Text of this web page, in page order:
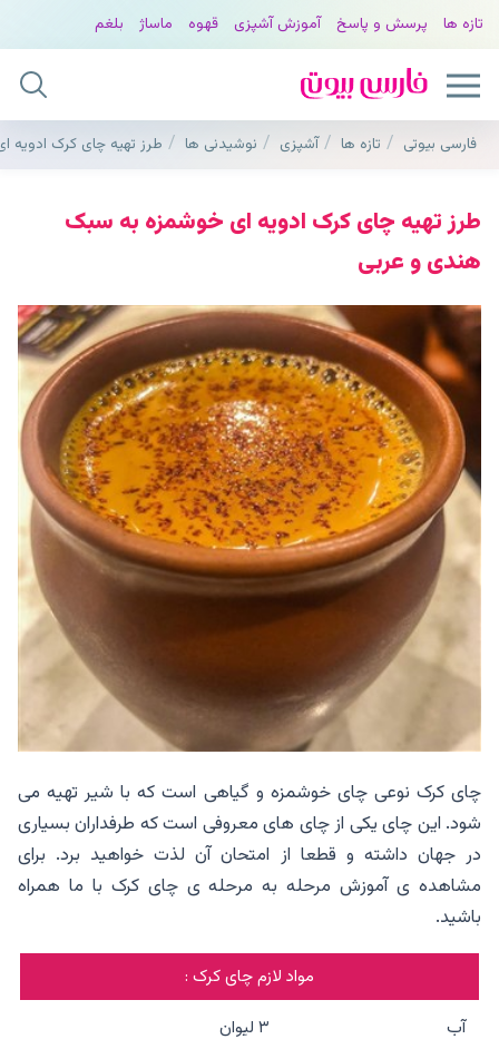
تازه ها پرسش و پاسخ آموزش آشپزی قهوه ماساژ بلغم
فارسی بیوتی تازه ها آشپزی نوشیدنی ها طرز تهیه چای کرک
طرز تهیه چای کرک ادویه ای خوشمزه به سبک
هندی و عربی
چای کرک نوعی چای خوشمزه و گیاهی است که با شیر تهیه می
شود. این چای یکی از چای های معروفی است که طرفداران بسیاری
در جهان داشته و قطعا از امتحان آن لذت خواهید برد. برای
مشاهده ی آموزش مرحله به مرحله ی چای کرک با ما همراه
باشید.
مواد لازم چای کرک :
آب
۳ لیوان